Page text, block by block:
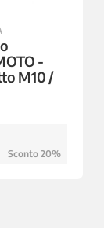
-
M10 /
Sconto 20%